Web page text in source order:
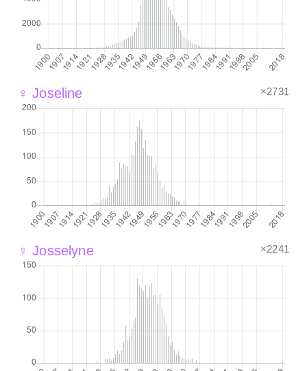
♀ Joseline ×2731
♀ Josselyne ×2241